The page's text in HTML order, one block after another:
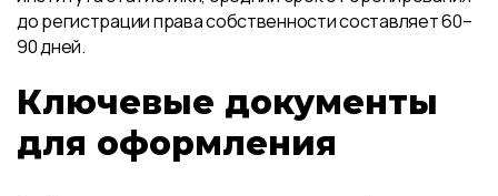
до регистрации права собственности составляет 60–
90 дней.
Ключевые документы
для оформления